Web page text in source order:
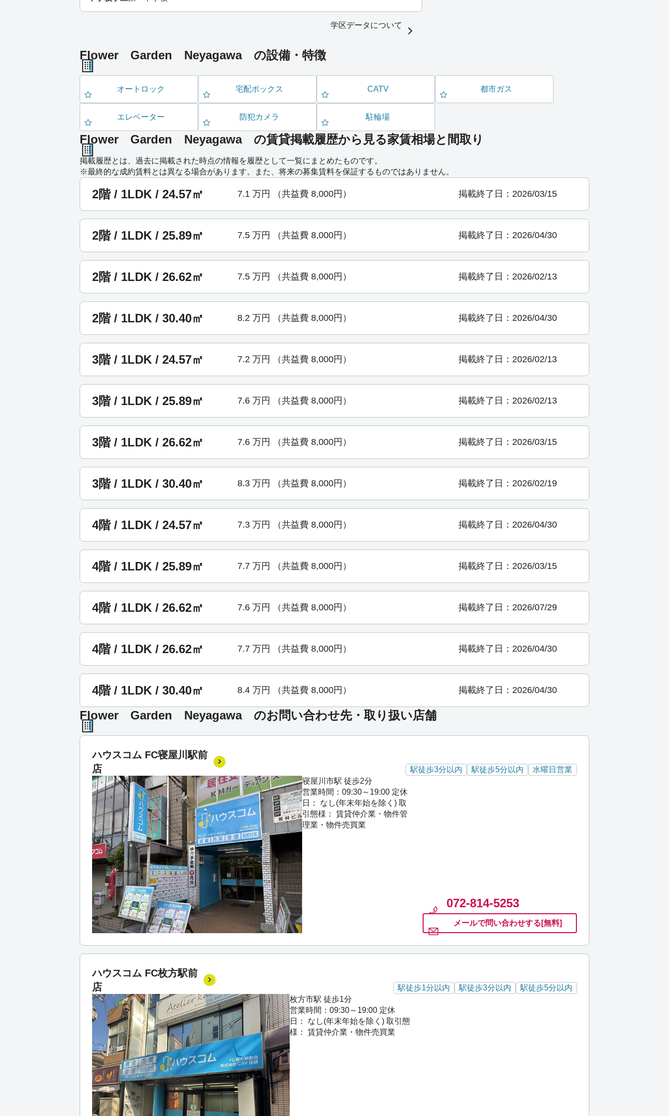
学区データについて
Flower Garden Neyagawa の設備・特徴
オートロック 宅配ボックス CATV 都市ガス
エレベーター 防犯カメラ 駐輪場
Flower Garden Neyagawa の賃貸掲載履歴から見る家賃相場と間取り
掲載履歴とは、過去に掲載された時点の情報を履歴として一覧にまとめたものです。
※最終的な成約賃料とは異なる場合があります。また、将来の募集賃料を保証するものではありません。
2階 / 1LDK / 24.57㎡ 7.1 万円 （共益費 8,000円） 掲載終了日：2026/03/15
2階 / 1LDK / 25.89㎡ 7.5 万円 （共益費 8,000円） 掲載終了日：2026/04/30
2階 / 1LDK / 26.62㎡ 7.5 万円 （共益費 8,000円） 掲載終了日：2026/02/13
2階 / 1LDK / 30.40㎡ 8.2 万円 （共益費 8,000円） 掲載終了日：2026/04/30
3階 / 1LDK / 24.57㎡ 7.2 万円 （共益費 8,000円） 掲載終了日：2026/02/13
3階 / 1LDK / 25.89㎡ 7.6 万円 （共益費 8,000円） 掲載終了日：2026/02/13
3階 / 1LDK / 26.62㎡ 7.6 万円 （共益費 8,000円） 掲載終了日：2026/03/15
3階 / 1LDK / 30.40㎡ 8.3 万円 （共益費 8,000円） 掲載終了日：2026/02/19
4階 / 1LDK / 24.57㎡ 7.3 万円 （共益費 8,000円） 掲載終了日：2026/04/30
4階 / 1LDK / 25.89㎡ 7.7 万円 （共益費 8,000円） 掲載終了日：2026/03/15
4階 / 1LDK / 26.62㎡ 7.6 万円 （共益費 8,000円） 掲載終了日：2026/07/29
4階 / 1LDK / 26.62㎡ 7.7 万円 （共益費 8,000円） 掲載終了日：2026/04/30
4階 / 1LDK / 30.40㎡ 8.4 万円 （共益費 8,000円） 掲載終了日：2026/04/30
Flower Garden Neyagawa のお問い合わせ先・取り扱い店舗
ハウスコム FC寝屋川駅前
店
駅徒歩3分以内 駅徒歩5分以内
水曜日営業
寝屋川市駅 徒歩2分
営業時間：09:30～19:00 定休
日： なし(年末年始を除く)取
引態様： 賃貸仲介業・物件管
理業・物件売買業
072-814-5253
メールで問い合わせする [無料]
ハウスコム FC枚方駅前
店
駅徒歩1分以内 駅徒歩3分以内
駅徒歩5分以内
枚方市駅 徒歩1分
営業時間：09:30～19:00 定休
日： なし(年末年始を除く) 取引態
様： 賃貸仲介業・物件売買業